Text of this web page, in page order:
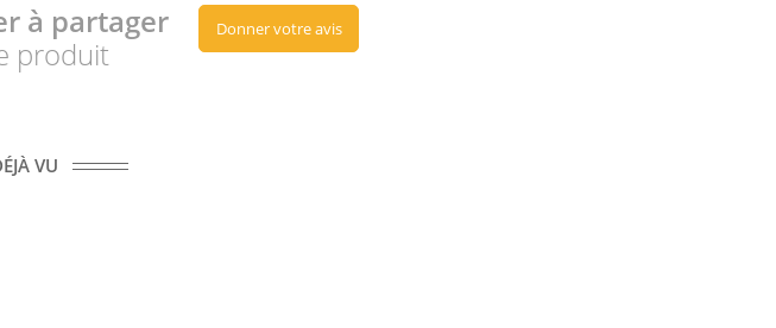
à partager
produit
Donner votre avis
VU